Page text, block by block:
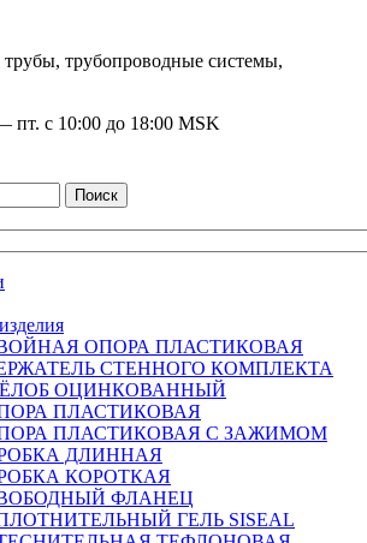
трубопроводные системы,
пт. с 10:00 до 18:00 MSK
Поиск
ОПОРА ПЛАСТИКОВАЯ
СТЕННОГО КОМПЛЕКТА
ОЦИНКОВАННЫЙ
ПЛАСТИКОВАЯ
ПЛАСТИКОВАЯ С ЗАЖИМОМ
ДЛИННАЯ
КОРОТКАЯ
ФЛАНЕЦ
ГЕЛЬ SISEAL